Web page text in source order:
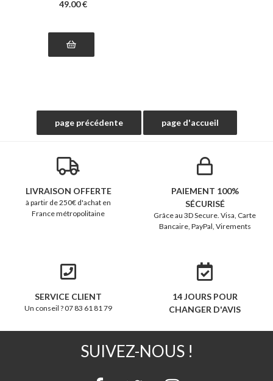
49.00 €
LIVRAISON OFFERTE
à partir de 250€ d'achat en
France métropolitaine
PAIEMENT 100%
SÉCURISÉ
Grâce au 3D Secure. Visa, Carte
Bancaire, PayPal, Virements
SERVICE CLIENT
Un conseil ? 07 83 61 81 79
14 JOURS POUR
CHANGER D'AVIS
SUIVEZ-NOUS !